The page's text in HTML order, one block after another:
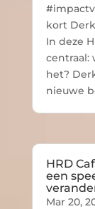
kort
In deze
centraal:
het?
nieuwe
HRD
een
Mar 20,